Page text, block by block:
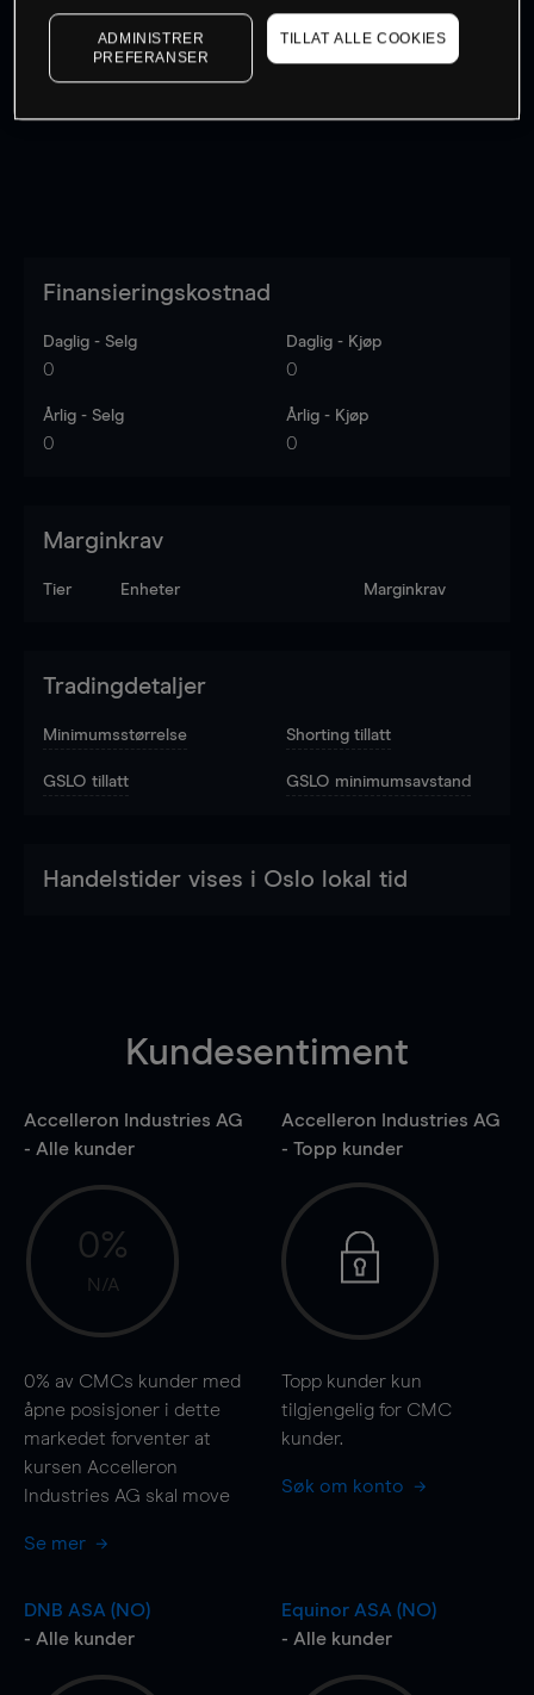
Kursene er veiledende.Log in
Finansieringskostnad
Daglig - Selg
0
Daglig - Kjøp
0
Årlig - Selg
0
Årlig - Kjøp
0
Marginkrav
Tier Enheter Marginkrav
Tradingdetaljer
Minimumsstørrelse Shorting tillatt
GSLO tillatt GSLO minimumsavstand
Handelstider vises i Oslo lokal tid
Kundesentiment
Accelleron Industries AG
- Alle kunder
0%
N/A
0% av CMCs kunder med
åpne posisjoner i dette
markedet forventer at
kursen Accelleron
Industries AG skal move
Se mer
Accelleron Industries AG
- Topp kunder
Topp kunder kun
tilgjengelig for CMC
kunder.
Søk om konto
DNB ASA (NO)
- Alle kunder
Equinor ASA (NO)
- Alle kunder
ADMINISTRER
PREFERANSER
TILLAT ALLE COOKIES